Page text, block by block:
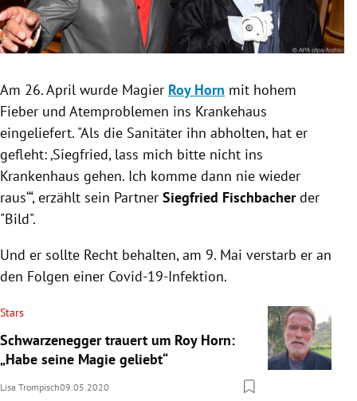
Untermenü
Untermenü
Am 26. April wurde Magier Roy Horn mit hohem
Fieber und Atemproblemen ins Krankehaus
eingeliefert. "Als die Sanitäter ihn abholten, hat er
gefleht: ‚Siegfried, lass mich bitte nicht ins
Krankenhaus gehen. Ich komme dann nie wieder
raus‘“, erzählt sein Partner Siegfried Fischbacherder
"Bild".
Und er sollte Recht behalten, am 9. Mai verstarb er an
den Folgen einer Covid-19-Infektion.
Stars
Schwarzenegger trauert um Roy Horn:
„Habe seine Magie geliebt“
Lisa Trompisch09.05.2020